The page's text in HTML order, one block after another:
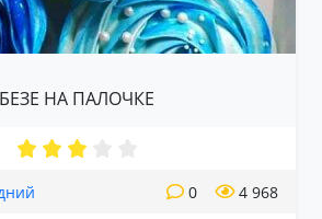
БЕЗЕ НА ПАЛОЧКЕ
4 968
0